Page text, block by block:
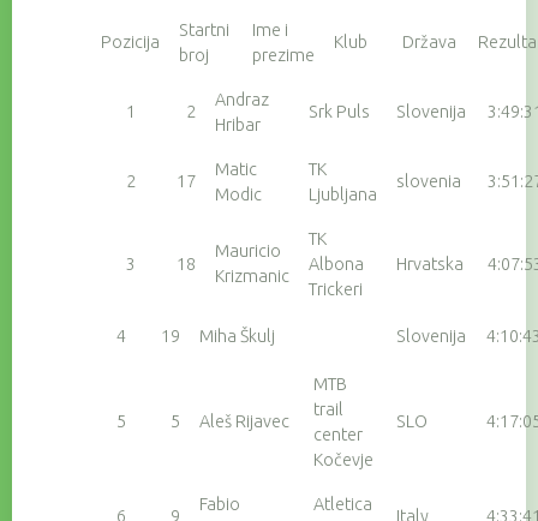
Pozicija
Startni
broj
Ime i
prezime
Klub Država
1 2
Andraz
Hribar
Srk Puls Slovenija
2 17
Matic
Modic
TK
Ljubljana
slovenia
3 18
Mauricio
Krizmanic
TK
Albona
Trickeri
Hrvatska
4 19 Miha Škulj Slovenija
5 5 Aleš Rijavec
MTB
trail
center
Kočevje
SLO
6 9
Fabio
Atletica
Italy